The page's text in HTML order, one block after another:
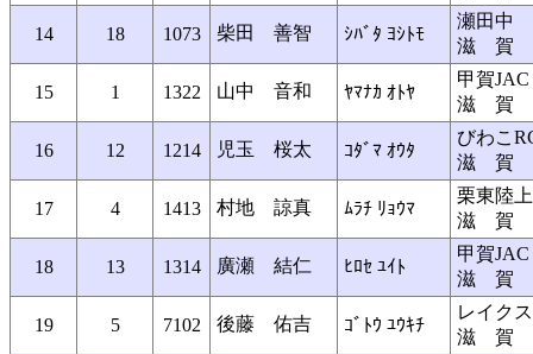
14 18 1073 柴田 善智 ｼﾊﾞﾀ ﾖｼﾄﾓ
瀬田中
滋 賀
15 1 1322 山中 音和 ﾔﾏﾅｶ ｵﾄﾔ
甲賀JAC
滋 賀
16 12 1214 児玉 桜太 ｺﾀﾞﾏ ｵｳﾀ
びわこ
滋 賀
17 4 1413 村地 諒真 ﾑﾗﾁ ﾘｮｳﾏ
栗東陸
滋 賀
18 13 1314 廣瀬 結仁 ﾋﾛｾ ﾕｲﾄ
甲賀JAC
滋 賀
19 5 7102 後藤 佑吉 ｺﾞﾄｳ ﾕｳｷﾁ
レイク
滋 賀